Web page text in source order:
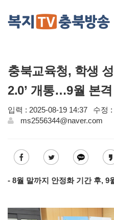
충북교육청, 학생
2.0’ 개통…9월 본
입력 : 2025-08-19 14:37
수정
ms2556344@naver.com
- 8월 말까지 안정화 기간 후, 9